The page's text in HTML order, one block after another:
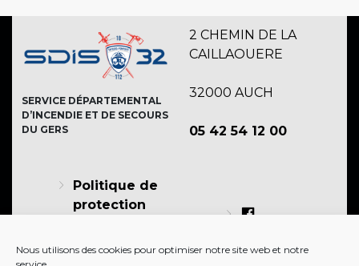
Nous utilisons des cookies pour optimiser notre site web et notre
SERVICE DÉPARTEMENTAL
D’INCENDIE ET DE SECOURS
DU GERS
2 CHEMIN DE LA
CAILLAOUERE
32000 AUCH
05 42 54 12 00
Politique de
protection
données
Twitter